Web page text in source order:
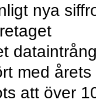
nya
med årets
att över